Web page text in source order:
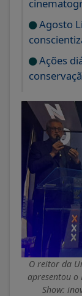
Agosto
Ações
O reitor da
apresentou o
Show: